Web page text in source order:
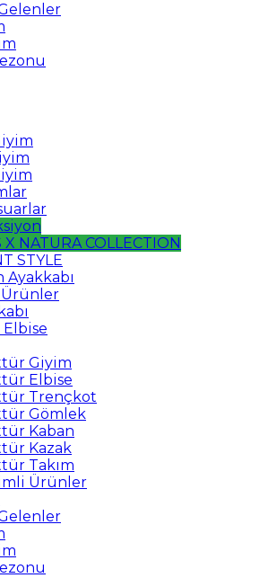
X NATURA COLLECTION
STYLE
Ayakkabı
Giyim
Elbise
Trençkot
Gömlek
Kaban
Kazak
Takım
Ürünler